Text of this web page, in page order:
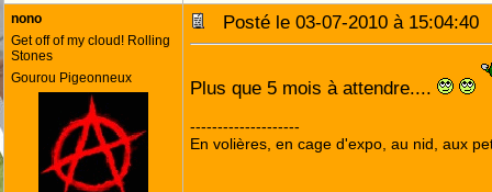
nono
Get off of my cloud! Rolling
Stones
Gourou Pigeonneux
Posté le 03-07-2010 à
Plus que 5 mois à attendre....
--------------------
En volières, en cage d'expo, au nid, aux